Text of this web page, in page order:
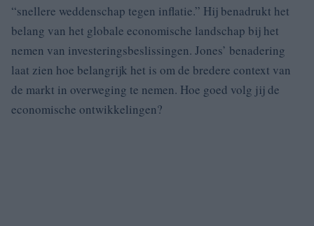
“snellere weddenschap tegen inflatie.” Hij benadrukt het
belang van het globale economische landschap bij het
nemen van investeringsbeslissingen. Jones’ benadering
laat zien hoe belangrijk het is om de bredere context van
de markt in overweging te nemen. Hoe goed volg jij de
economische ontwikkelingen?